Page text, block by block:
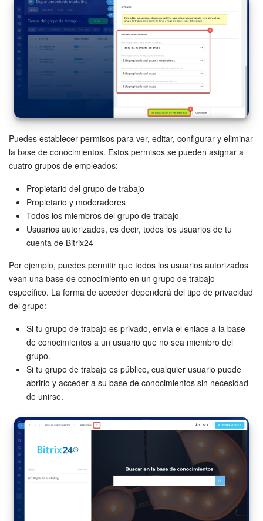
Bitrix24 Market
Sitios web
Tienda Online
CRM + Online store
Tienda CRM
Empleados
Base de conocimientos
Firma electrónica
Firma electrónica para RR. HH.
Automatización
Flujos de trabajo
Marketing
Gestión del inventario
Telefonía
Widget del empleado
Configuraciones de la cuenta
Bitrix24 En Premisa
Bitrix24 Messenger
Puedes establecer permisos para ver, editar, configurar y eliminar
la base de conocimientos. Estos permisos se pueden asignar a
cuatro grupos de empleados:
Propietario del grupo de trabajo
Propietario y moderadores
Todos los miembros del grupo de trabajo
Usuarios autorizados, es decir, todos los usuarios de tu
cuenta de Bitrix24
Por ejemplo, puedes permitir que todos los usuarios autorizados
vean una base de conocimiento en un grupo de trabajo
específico. La forma de acceder dependerá del tipo de privacidad
del grupo:
Si tu grupo de trabajo es privado, envía el enlace a la base
de conocimientos a un usuario que no sea miembro del
grupo.
Si tu grupo de trabajo es público, cualquier usuario puede
abrirlo y acceder a su base de conocimientos sin necesidad
de unirse.